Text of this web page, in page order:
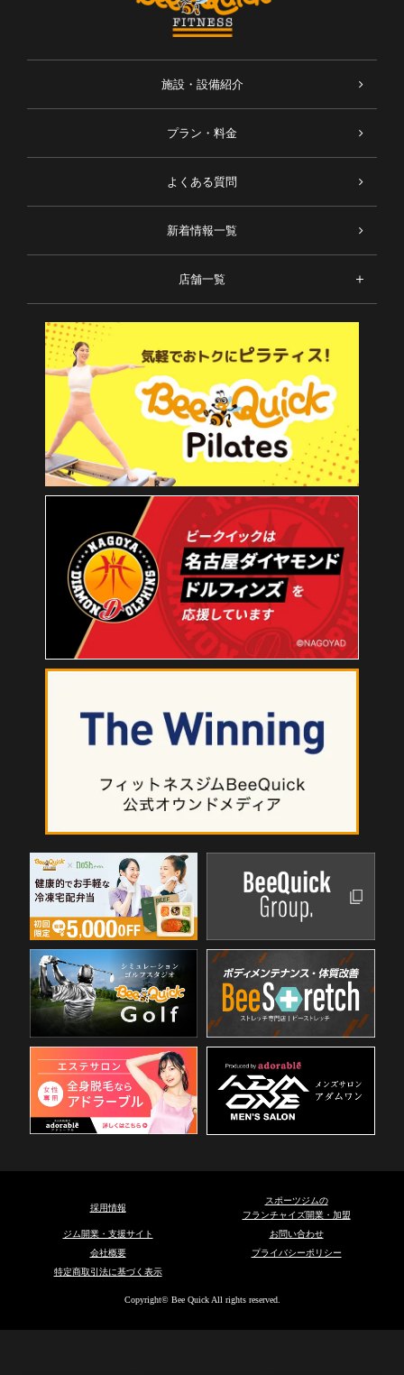
施設・設備紹介
プラン・料金
よくある質問
新着情報一覧
店舗一覧
採用情報
スポーツジムの
フランチャイズ開業・加盟
ジム開業・支援サイト
お問い合わせ
会社概要
プライバシーポリシー
特定商取引法に基づく表示
Copyright© Bee Quick All rights reserved.